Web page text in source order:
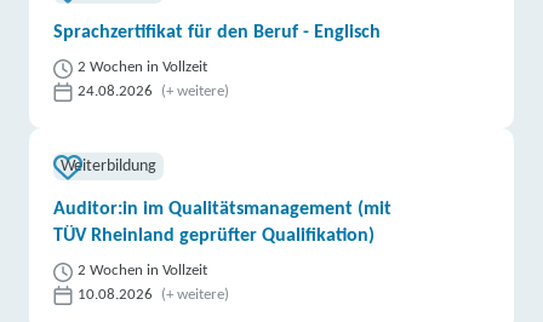
Sprachzertifikat für den Beruf - Englisch
2 Wochen in Vollzeit
24.08.2026
(+ weitere)
Weiterbildung
Auditor:in im Qualitätsmanagement (mit
TÜV Rheinland geprüfter Qualifikation)
2 Wochen in Vollzeit
10.08.2026
(+ weitere)